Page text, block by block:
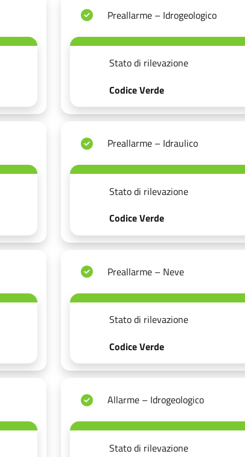
Preallarme – Idrogeologico
Stato di rilevazione
Codice Verde
Preallarme – Idraulico
Stato di rilevazione
Codice Verde
Preallarme – Neve
Stato di rilevazione
Codice Verde
Allarme – Idrogeologico
Stato di rilevazione